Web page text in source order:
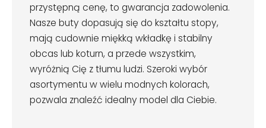
przystępną cenę, to gwarancja zadowolenia.
Nasze buty dopasują się do kształtu stopy,
mają cudownie miękką wkładkę i stabilny
obcas lub koturn, a przede wszystkim,
wyróżnią Cię z tłumu ludzi. Szeroki wybór
asortymentu w wielu modnych kolorach,
pozwala znaleźć idealny model dla Ciebie.